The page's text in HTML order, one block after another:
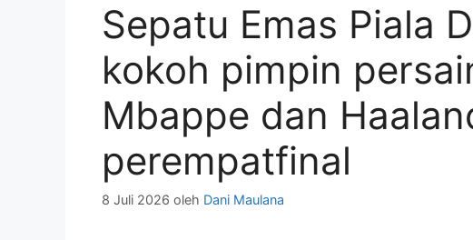
Sepatu Emas Piala
kokoh pimpin
Mbappe dan
perempatfinal
8 Juli 2026 oleh Dani Maulana